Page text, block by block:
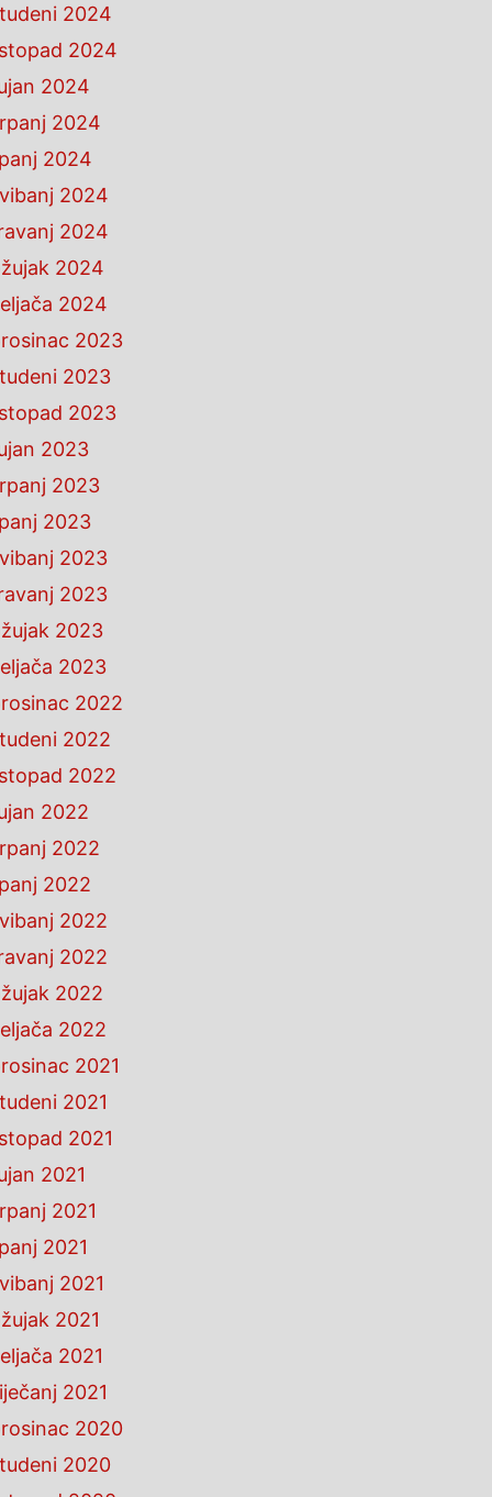
2024
2024
2024
2024
2024
2024
2024
2024
2024
2023
2023
2023
2023
2023
2023
2023
2023
2023
2023
2022
2022
2022
2022
2022
2022
2022
2022
2022
2022
2021
2021
2021
2021
2021
2021
2021
2021
2021
2021
2020
2020